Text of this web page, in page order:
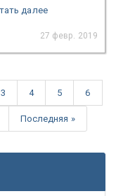
далее
27 февр. 2019
3 4 5 6
Последняя »